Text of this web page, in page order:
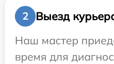
2
Выезд
Наш мастер
время для